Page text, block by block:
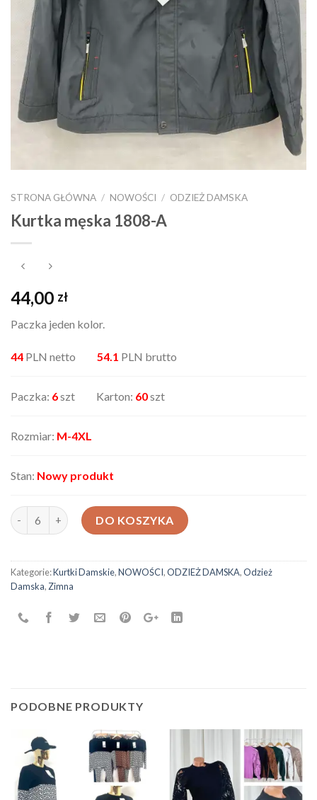
STRONA GŁÓWNA / NOWOŚCI / ODZIEŻ DAMSKA
Kurtka męska 1808-A
44,00 zł
Paczka jeden kolor.
44 PLN netto 54.1 PLN brutto
Paczka: 6szt Karton: 60szt
Rozmiar: M-4XL
Stan: Nowy produkt
ilość Kurtka męska 1808-ADO KOSZYKA
Kategorie:Kurtki Damskie,NOWOŚCI,ODZIEŻ DAMSKA,Odzież
Damska, Zimna
PODOBNE PRODUKTY